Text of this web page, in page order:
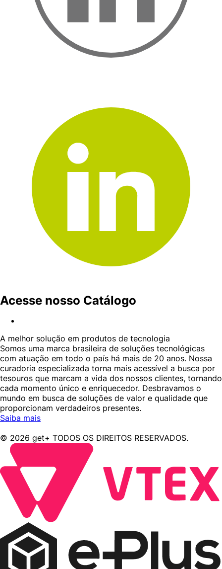
Acesse nosso Catálogo
A melhor solução em produtos de tecnologia
Somos uma marca brasileira de soluções tecnológicas
com atuação em todo o país há mais de 20 anos. Nossa
curadoria especializada torna mais acessível a busca por
tesouros que marcam a vida dos nossos clientes, tornando
cada momento único e enriquecedor. Desbravamos o
mundo em busca de soluções de valor e qualidade que
proporcionam verdadeiros presentes.
Saiba mais
© 2026 get+ TODOS OS DIREITOS RESERVADOS.